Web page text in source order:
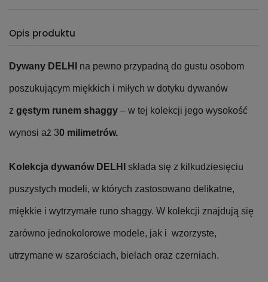
Opis produktu
Dywany DELHI na pewno przypadną do gustu osobom
poszukującym miękkich i miłych w dotyku dywanów
z gęstym runem shaggy – w tej kolekcji jego wysokość
wynosi aż 30 milimetrów.
Kolekcja dywanów DELHI składa się z kilkudziesięciu
puszystych modeli, w których zastosowano delikatne,
miękkie i wytrzymałe runo shaggy. W kolekcji znajdują się
zarówno jednokolorowe modele, jak i wzorzyste,
utrzymane w szarościach, bielach oraz czerniach.